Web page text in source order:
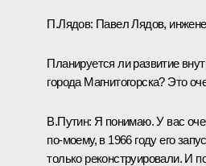
П.Лядов: Павел Лядов,
Планируется ли развитие
города Магнитогорска? Это
В.Путин: Я понимаю. У вас
по‑моему, в 1966 году его
только реконструировали. И